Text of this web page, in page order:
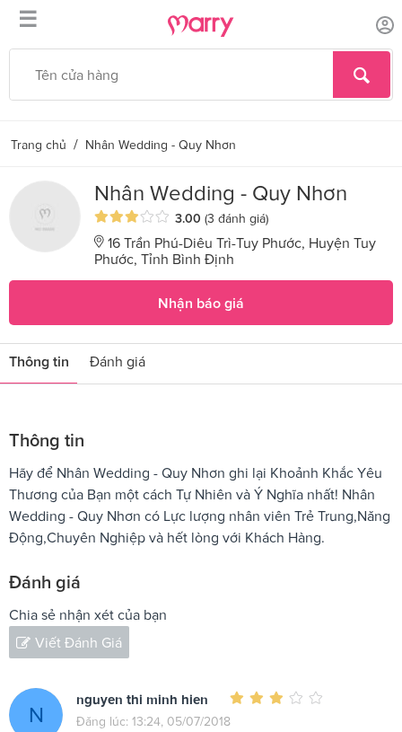
☰
Trang chủ / Nhân Wedding - Quy Nhơn
Nhân Wedding - Quy Nhơn
3.00 (3 đánh giá)
16 Trần Phú-Diêu Trì-Tuy Phước, Huyện Tuy
Phước, Tỉnh Bình Định
Nhận báo giá
Thông tin Đánh giá
Thông tin
Hãy để Nhân Wedding - Quy Nhơn ghi lại Khoảnh Khắc Yêu
Thương của Bạn một cách Tự Nhiên và Ý Nghĩa nhất! Nhân
Wedding - Quy Nhơn có Lực lượng nhân viên Trẻ Trung,Năng
Động,Chuyên Nghiệp và hết lòng với Khách Hàng.
Đánh giá
Chia sẻ nhận xét của bạn
Viết Đánh Giá
N
nguyen thi minh hien
Đăng lúc: 13:24, 05/07/2018